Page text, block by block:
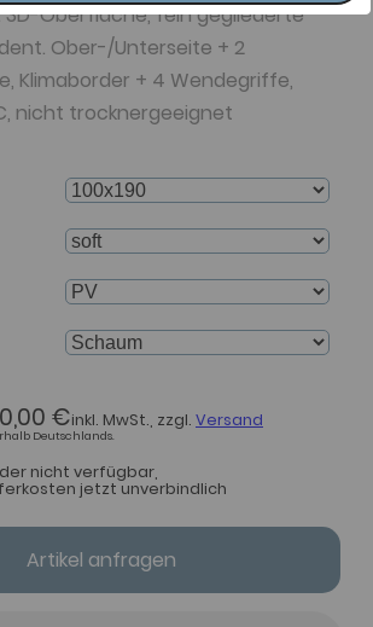
3D-Oberfläche, fein gegliederte
Ober-/Unterseite + 2
Klimaborder + 4 Wendegriffe,
nicht trocknergeeignet
€inkl. MwSt., zzgl. Versand
Deutschlands.
nicht verfügbar,
jetzt unverbindlich
Artikel anfragen